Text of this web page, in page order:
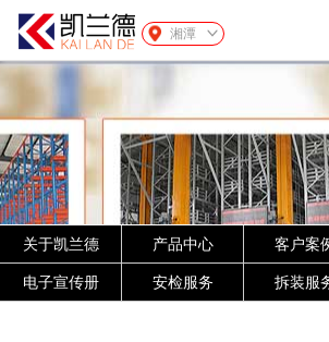
湘潭
关于凯兰德 产品中心 客户案
电子宣传册 安检服务 拆装服